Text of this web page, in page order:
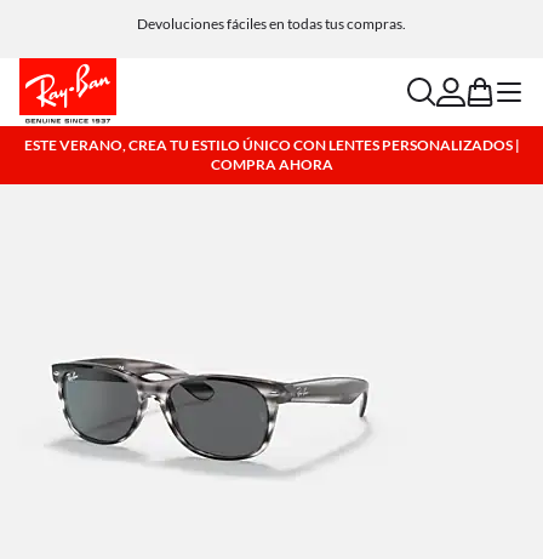
Devoluciones fáciles en todas tus compras.
searchaccount
bag menu
ESTE VERANO, CREA TU ESTILO ÚNICO CON LENTES PERSONALIZADOS |
COMPRA AHORA